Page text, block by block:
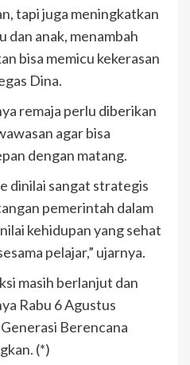
tapi juga meningkatkan
dan anak, menambah
bisa memicu kekerasan
Dina.
remaja perlu diberikan
agar bisa
dengan matang.
dinilai sangat strategis
pemerintah dalam
kehidupan yang sehat
pelajar,” ujarnya.
masih berlanjut dan
Rabu 6 Agustus
Berencana
(*)